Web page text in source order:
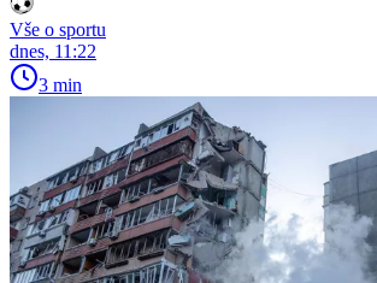
Vše o sportu
dnes, 11:22
3 min